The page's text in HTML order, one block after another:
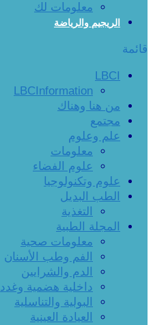
معلومات لك
الريجيم والرياضة
قائمة
LBCI
LBCInformation
من هنا وهناك
مجتمع
علم وعلوم
معلومات
علوم الفضاء
علوم وتكنولوجيا
الطب البديل
التغذية
المجلة الطبية
معلومات صحية
الفم وطب الأسنان
الدم والشرايين
داخلية هضمية وغدد
البولية والتناسلية
العيادة العينية